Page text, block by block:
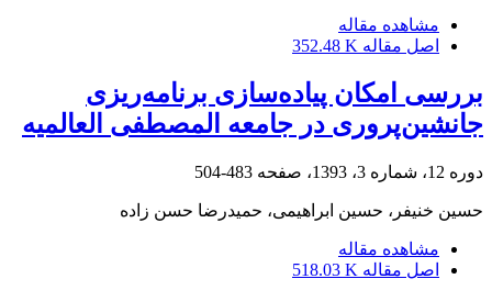
مشاهده مقاله
اصل مقاله 352.48 K
بررسی امکان پیاده‌سازی برنامه‌ریزی
جانشین‌پروری در جامعه المصطفی العالمیه
دوره 12، شماره 3، 1393، صفحه 483-504
حسین خنیفر، حسین ابراهیمی، حمیدرضا حسن زاده
مشاهده مقاله
اصل مقاله 518.03 K